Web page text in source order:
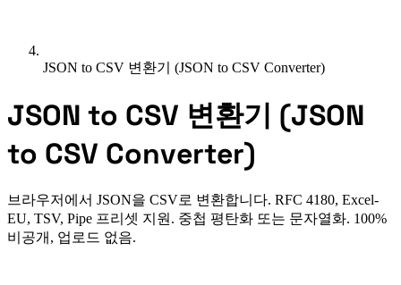
JSON to CSV 변환기 (JSON to CSV Converter)
JSON to CSV 변환기 (JSON
to CSV Converter)
브라우저에서 JSON을 CSV로 변환합니다. RFC 4180, Excel-
EU, TSV, Pipe 프리셋 지원. 중첩 평탄화 또는 문자열화. 100%
비공개, 업로드 없음.